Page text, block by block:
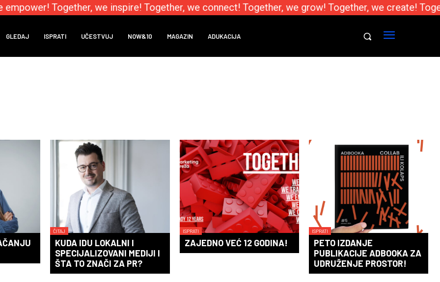
Together, we inspire! Together, we connect! Together, we grow! Together, we create!
GLEDAJ ISPRATI UČESTVUJ NOW&10 MAGAZIN ADUKACIJA
ČITAJ
KUDA IDU LOKALNI I
SPECIJALIZOVANI MEDIJI I
ŠTA TO ZNAČI ZA PR?
ISPRATI
ZAJEDNO VEĆ 12 GODINA!
ISPRATI
PETO IZDANJE
PUBLIKACIJE ADBOOKA ZA
UDRUŽENJE PROSTOR!